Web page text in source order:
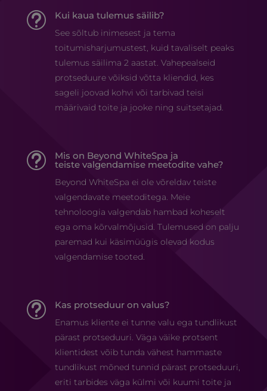
t Kui kaua tulemus säilib?
See sõltub inimesest ja tema
toitumisharjumustest, kuid tavaliselt peaks
tulemus säilima 2 aastat. Vahepealseid
protseduure võiksid võtta kliendid, kes
sageli joovad kohvi või tarbivad teisi
määrivaid toite ja jooke ning suitsetajad.
t Mis on Beyond WhiteSpa ja
teiste valgendamise meetodite vahe?
Beyond WhiteSpa ei ole võreldav teiste
valgendavate meetoditega. Meie
tehnoloogia valgendab hambad koheselt
ega oma kõrvalmõjusid. Tulemused on palju
paremad kui käsimüügis olevad kodus
valgendamise tooted.
t Kas protseduur on valus?
Enamus kliente ei tunne valu ega tundlikust
pärast protseduuri. Väga väike protsent
klientidest võib tunda vähest hammaste
tundlikust mõned tunnid pärast protseduuri,
eriti tarbides väga külmi või kuumi toite ja